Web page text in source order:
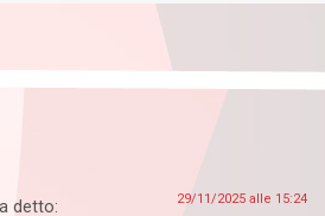
detto: 29/11/2025 alle 15:24